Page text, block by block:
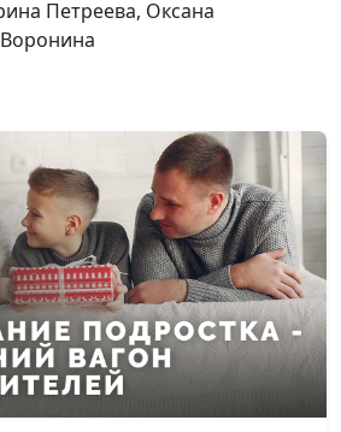
Сажина, Анна Варенова,
Анжелика Чуринова,
консультирующий
психолог, Анна
Богатская, Ольга
Паршакова, Анна
Варенова, Вилина
Парфенова
Анна Ронжина, Алена
#97
Петреева, Оксана